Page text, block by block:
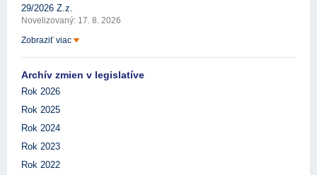
29/2026 Z.z.
Novelizovaný: 17. 8. 2026
Zobraziť viac
Archív zmien v legislatíve
Rok 2026
Rok 2025
Rok 2024
Rok 2023
Rok 2022